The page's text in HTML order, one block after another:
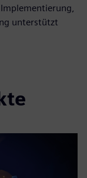
unterstützt